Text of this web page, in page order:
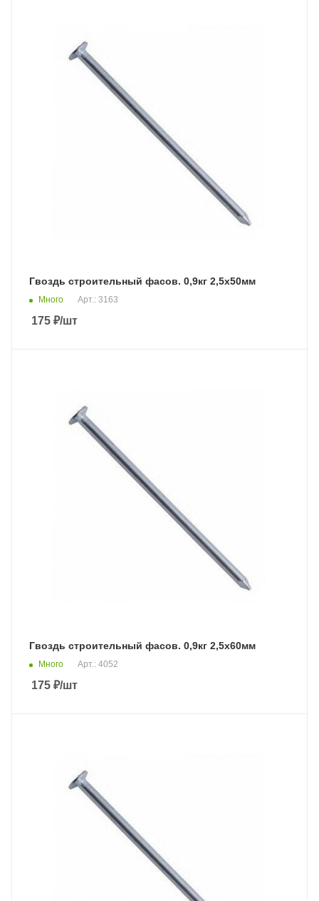
Гвоздь строительный фасов. 0,9кг 2,5х50мм
Много Арт.: 3163
175 ₽/шт
Гвоздь строительный фасов. 0,9кг 2,5х60мм
Много Арт.: 4052
175 ₽/шт